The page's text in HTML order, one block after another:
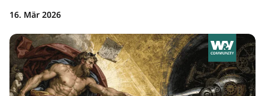
16. Mär 2026